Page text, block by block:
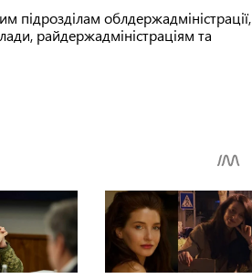
підрозділам облдержадміністрації,
райдержадміністраціям та